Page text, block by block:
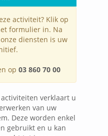
activiteit? Klik op
formulier in. Na
diensten is uw
op 03 860 70 00
verklaart u
van uw
Deze worden enkel
gebruikt en u kan